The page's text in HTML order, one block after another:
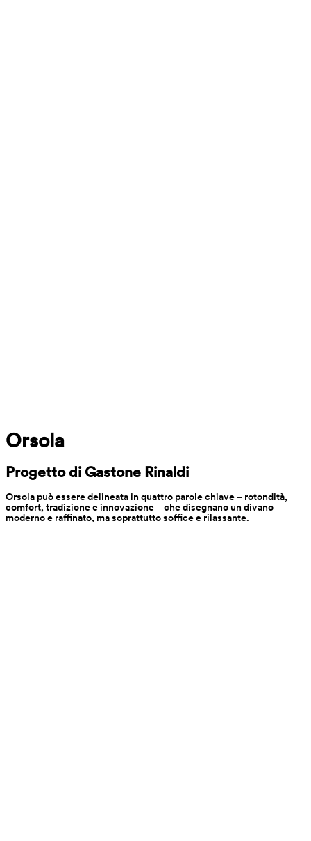
Orsola
Progetto di Gastone Rinaldi
Orsola può essere delineata in quattro parole chiave ‒ rotondità,
comfort, tradizione e innovazione ‒ che disegnano un divano
moderno e raffinato, ma soprattutto soffice e rilassante.